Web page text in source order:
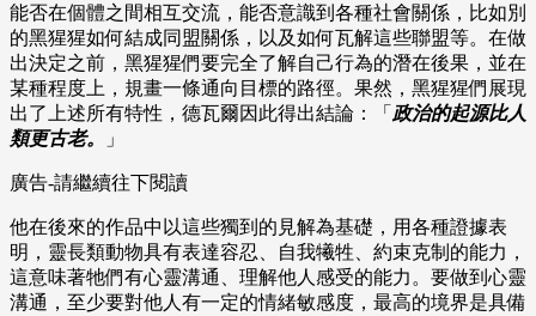
能否在個體之間相互交流，能否意識到各種社會關係，比如別
的黑猩猩如何結成同盟關係，以及如何瓦解這些聯盟等。在做
出決定之前，黑猩猩們要完全了解自己行為的潛在後果，並在
某種程度上，規畫一條通向目標的路徑。果然，黑猩猩們展現
出了上述所有特性，德瓦爾因此得出結論：「 政治的起源比人
類更古老。
」
廣告-請繼續往下閱讀
他在後來的作品中以這些獨到的見解為基礎，用各種證據表
明，靈長類動物具有表達容忍、自我犧牲、約束克制的能力，
這意味著牠們有心靈溝通、理解他人感受的能力。要做到心靈
溝通，至少要對他人有一定的情緒敏感度，最高的境界是具備